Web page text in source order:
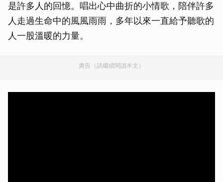
是許多人的回憶。唱出心中曲折的小情歌，陪伴許多
人走過生命中的風風雨雨，多年以來一直給予聽歌的
人一股溫暖的力量。
廣告（請繼續閱讀本文）